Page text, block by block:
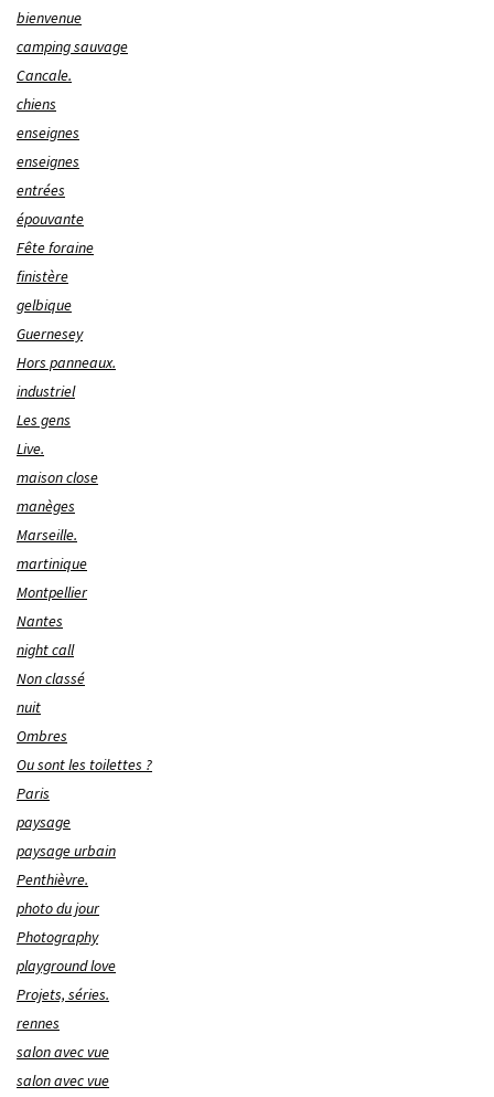
bienvenue
camping sauvage
Cancale.
chiens
enseignes
enseignes
entrées
épouvante
Fête foraine
finistère
gelbique
Guernesey
Hors panneaux.
industriel
Les gens
Live.
maison close
manèges
Marseille.
martinique
Montpellier
Nantes
night call
Non classé
nuit
Ombres
Ou sont les toilettes ?
Paris
paysage
paysage urbain
Penthièvre.
photo du jour
Photography
playground love
Projets, séries.
rennes
salon avec vue
salon avec vue